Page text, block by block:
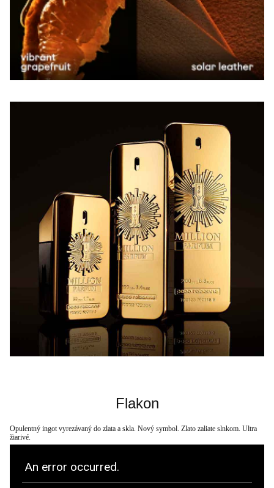
Flakon
Opulentný ingot vyrezávaný do zlata a skla. Nový symbol. Zlato zaliate slnkom. Ultra
žiarivé.